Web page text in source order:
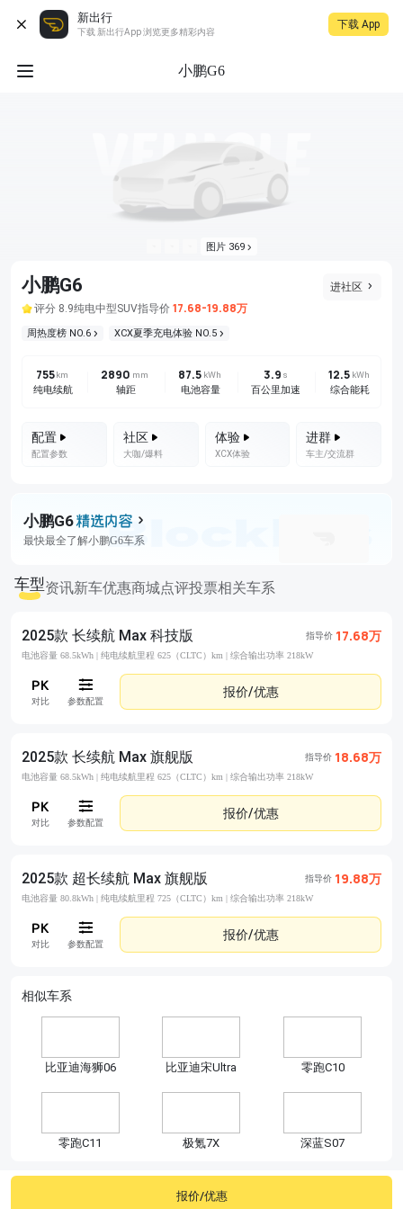
新出行
下载 新出行App 浏览更多精彩内容
下载 App
小鹏G6
图片 369
进社区
小鹏G6
评分 8.9纯电中型SUV指导价 17.68-19.88万
周热度榜 NO.6 XCX夏季充电体验 NO.5
755km
纯电续航
2890 mm
轴距
87.5 kWh
电池容量
3.9 s
百公里加速
12.5 kWh
综合能耗
配置
配置参数
社区
大咖/爆料
体验
XCX体验
进群
车主/交流群
小鹏G6
最快最全了解小鹏G6车系
车型资讯新车优惠商城点评投票相关车系
2025款 长续航 Max 科技版 指导价 17.68万
电池容量 68.5kWh | 纯电续航里程 625（CLTC）km | 综合输出功率 218kW
对比 参数配置
报价/优惠
2025款 长续航 Max 旗舰版 指导价 18.68万
电池容量 68.5kWh | 纯电续航里程 625（CLTC）km | 综合输出功率 218kW
对比 参数配置
报价/优惠
2025款 超长续航 Max 旗舰版 指导价 19.88万
电池容量 80.8kWh | 纯电续航里程 725（CLTC）km | 综合输出功率 218kW
对比 参数配置
报价/优惠
相似车系
比亚迪海狮06 比亚迪宋Ultra 零跑C10
零跑C11 极氪7X 深蓝S07
报价/优惠